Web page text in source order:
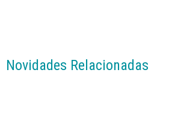
Novidades Relacionadas